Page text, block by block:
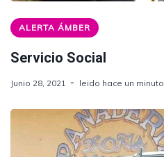
ALERTA ÁMBER
Servicio Social
Junio 28, 2021 leido hace un minuto